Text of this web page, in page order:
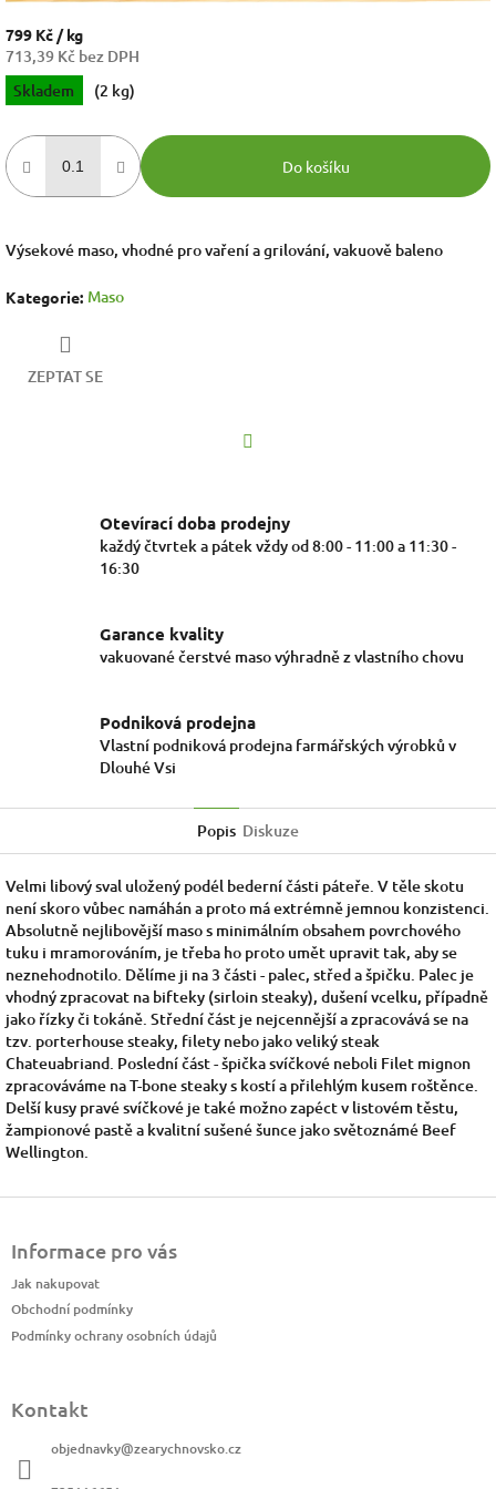
799 Kč / kg
713,39 Kč bez DPH
Měrná
cena:
Skladem (2 kg)
Do košíku
Výsekové maso, vhodné pro vaření a grilování, vakuově baleno
Kategorie: Maso
ZEPTAT SE
Otevírací doba prodejny
každý čtvrtek a pátek vždy od 8:00 - 11:00 a 11:30 -
16:30
Garance kvality
vakuované čerstvé maso výhradně z vlastního chovu
Podniková prodejna
Vlastní podniková prodejna farmářských výrobků v
Dlouhé Vsi
Popis Diskuze
Velmi libový sval uložený podél bederní části páteře. V těle skotu
není skoro vůbec namáhán a proto má extrémně jemnou konzistenci.
Absolutně nejlibovější maso s minimálním obsahem povrchového
tuku i mramorováním, je třeba ho proto umět upravit tak, aby se
neznehodnotilo. Dělíme ji na 3 části - palec, střed a špičku. Palec je
vhodný zpracovat na bifteky (sirloin steaky), dušení vcelku, případně
jako řízky či tokáně. Střední část je nejcennější a zpracovává se na
tzv. porterhouse steaky, filety nebo jako veliký steak
Chateuabriand. Poslední část - špička svíčkové neboli Filet mignon
zpracováváme na T-bone steaky s kostí a přilehlým kusem roštěnce.
Delší kusy pravé svíčkové je také možno zapéct v listovém těstu,
žampionové pastě a kvalitní sušené šunce jako světoznámé Beef
Wellington.
Informace pro vás
Jak nakupovat
Obchodní podmínky
Podmínky ochrany osobních údajů
Kontakt
objednavky@zearychnovsko.cz